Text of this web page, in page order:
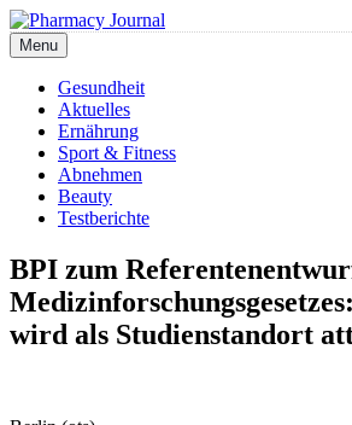
Skip
to
content
Pharmacy Journal
Menu
Gesundheit
Aktuelles
Ernährung
Sport & Fitness
Abnehmen
Beauty
Testberichte
BPI zum
wird als Studienstandort